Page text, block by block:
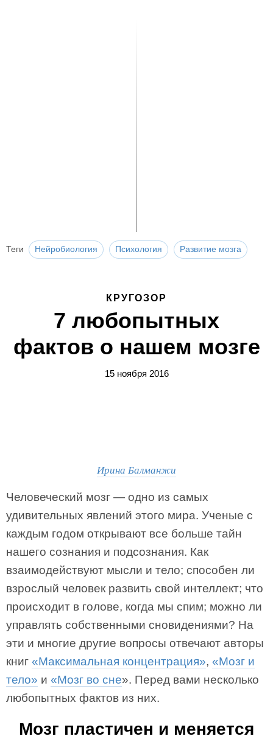
Теги Нейробиология Психология Развитие мозга
КРУГОЗОР
7 любопытных
фактов о нашем мозге
15 ноября 2016
Ирина Балманжи
Человеческий мозг — одно из самых
удивительных явлений этого мира. Ученые с
каждым годом открывают все больше тайн
нашего сознания и подсознания. Как
взаимодействуют мысли и тело; способен ли
взрослый человек развить свой интеллект; что
происходит в голове, когда мы спим; можно ли
управлять собственными сновидениями? На
эти и многие другие вопросы отвечают авторы
книг «Максимальная концентрация», «Мозг и
тело» и «Мозг во сне». Перед вами несколько
любопытных фактов из них.
Мозг пластичен и меняется